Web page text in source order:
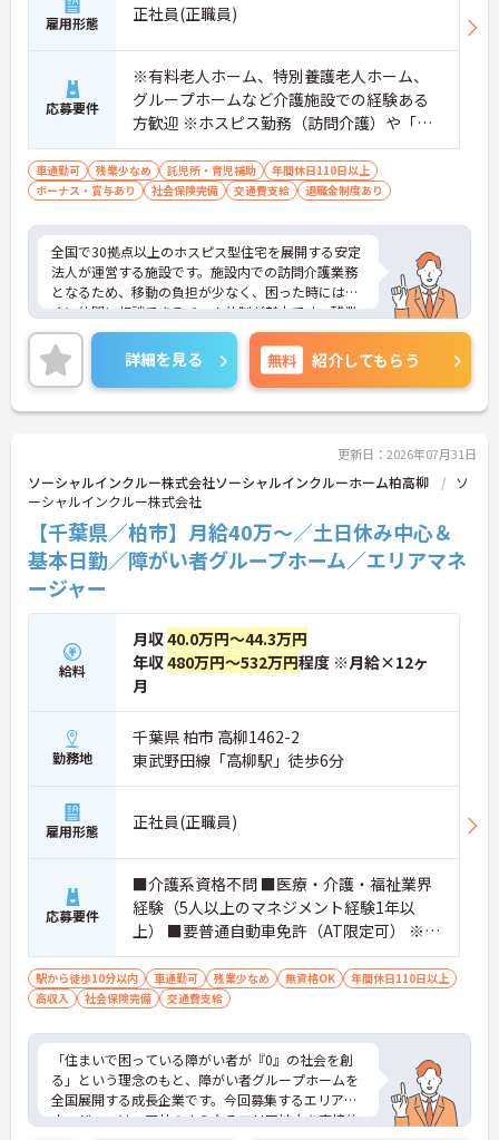
雇用形態 正社員(正職員)
応募要件
※有料老人ホーム、特別養護老人ホーム、
グループホームなど介護施設での経験ある
方歓迎 ※ホスピス勤務（訪問介護）や「看
取り」が初めての方も可
車通勤可 残業少なめ 託児所・育児補助
年間休日110日以上
ボーナス・賞与あり
社会保険完備 交通費支給 退職金制度あり
全国で30拠点以上のホスピス型住宅を展開する安定
法人が運営する施設です。施設内での訪問介護業務
となるため、移動の負担が少なく、困った時にはす
ぐに仲間に相談できるチーム体制が魅力です。残業
は全社平均残業月5時間程度と少なく、3日以上の連
続休暇で支援金が支給される独自の制度や、美容皮
膚科などの割引が受けられる福利厚生も充実してい
ます。ホスピスケアが初めてでも、充実した入社時
研修と資格取得支援制度を活用し、専門性を高めな
す。ご入居者さまの生きる喜びに寄り添いながらチ
ームで協力しながらより良いケアを提供したい方に
ぴったりの環境です。
★おすすめPOINT★
【「看取り・難病ケアのプロ」として成長できる環
境が整っています】
・がん末期・神経難病の方に特化したホスピス型住
宅ならではの専門的なスキルを、日常業務の中で習
得することができます
・入社時は先輩スタッフの同行訪問からスタートす
るため、訪問介護未経験の方も安心して業務に慣れ
ることができます
・訪問診療医と24時間連携し、チームで看取りに取
り組む体制が整っているため、「看取りのプロ」と
して他施設では得られない経験を積むことができま
【頑張りがしっかり給与・評価に反映される職場で
す】
・介護福祉士手当25,000円、処遇改善手当78,000
・入社半年でリーダーを任されたスタッフの実績が
あるなど、年次にかかわらず頑張りが評価され、キ
ャリアアップを実現できる職場環境です
【働きやすい休日・残業面と、長く安心して働ける
福利厚生が魅力です】
・月9日公休に加え、夏季・冬季休暇各3日が確保さ
れており（年間休日113日）、オンオフのメリハリ
をつけて働くことができます。
・全社平均残業月5時間程度と、業界平均を大きく
下回る少ない残業時間を実現しています
・退職金制度（勤続3年以上）・保育手当・育児短
時間勤務・マインドフルネスプログラムなど、長期
詳細を見る 無料 紹介してもらう
更新日：2026年07月31日
ソーシャルインクルー株式会社ソーシャルインクルーホーム柏高柳
ソ
ーシャルインクルー株式会社
【千葉県／柏市】月給40万～／土日休み中心＆
基本日勤／障がい者グループホーム／エリアマネ
ージャー
給料
月収40.0万円～44.3万円
年収480万円～532万円程度 ※月給×12ヶ
月
勤務地
千葉県 柏市 高柳1462-2
東武野田線「高柳駅」徒歩6分
雇用形態 正社員(正職員)
応募要件
■介護系資格不問 ■医療・介護・福祉業界
経験（5人以上のマネジメント経験1年以
上） ■要普通自動車免許（AT限定可） ※介
護業界に関する有資格者、営業経験（業種
問わず）、入居型・通所型介護施設の施設
長や主任以上の経験、障がい福祉経験等あ
駅から徒歩10分以内 車通勤可 残業少なめ 無資格OK
年間休日110日以上
高収入
社会保険完備 交通費支給
「住まいで困っている障がい者が『0』の社会を創
る」という理念のもと、障がい者グループホームを
全国展開する成長企業です。今回募集するエリアマ
ネージャーは、同社のさらなるエリア拡大を直接的